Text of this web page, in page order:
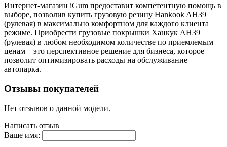
Интернет-магазин iGum предоставит компетентную помощь в
выборе, позволив купить грузовую резину Hankook AH39
(рулевая) в максимально комфортном для каждого клиента
режиме. Приобрести грузовые покрышки Ханкук AH39
(рулевая) в любом необходимом количестве по приемлемым
ценам – это перспективное решение для бизнеса, которое
позволит оптимизировать расходы на обслуживание
автопарка.
Отзывы покупателей
Нет отзывов о данной модели.
Написать отзыв
Ваше имя: